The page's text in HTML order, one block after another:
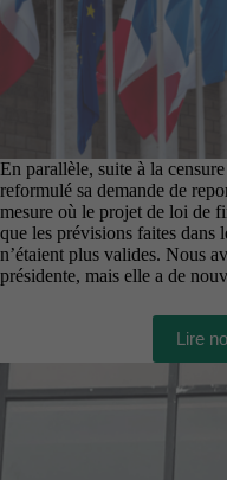
En parallèle, suite à la
reformulé sa demande de
mesure où le projet de loi de
que les prévisions faites dans
n’étaient plus valides. Nous
présidente, mais elle a de
Lire